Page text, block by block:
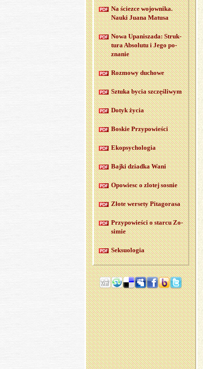
Na ściez­ce wo­jow­ni­ka.
Nauki Juana Ma­tu­sa
Nowa Upa­ni­sza­da: Struk­
tu­ra Ab­so­lu­tu i Jego po­
zna­nie
Roz­mo­wy du­cho­we
Sztu­ka bycia szczę­śli­wym
Dotyk życia
Bo­skie Przy­po­wie­ści
Ekop­sy­cho­lo­gia
Bajki dziad­ka Wani
Opo­wiesc o zlo­tej so­snie
Złote wer­se­ty Pi­ta­go­ra­sa
Przy­po­wie­ści o star­cu Zo­
si­mie
Sek­su­olo­gia